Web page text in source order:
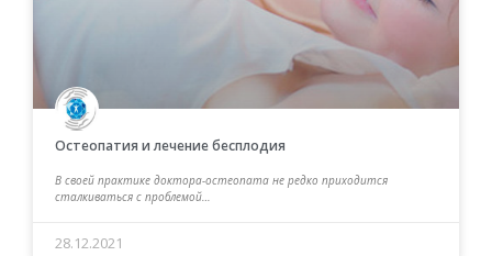
Остеопатия и лечение бесплодия
В своей практике доктора-остеопата не редко приходится
сталкиваться с проблемой…
28.12.2021